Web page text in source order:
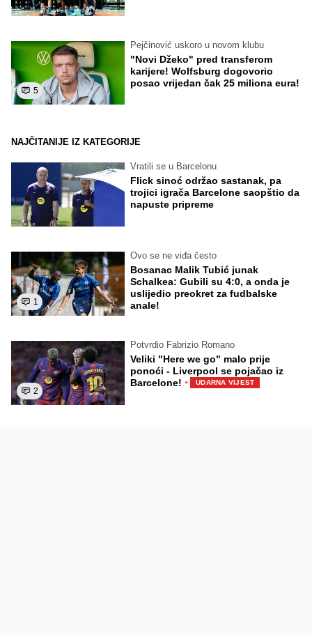
5
Pejčinović uskoro u novom klubu
"Novi Džeko" pred transferom
karijere! Wolfsburg dogovorio
posao vrijedan čak 25 miliona eura!
NAJČITANIJE IZ KATEGORIJE
Vratili se u Barcelonu
Flick sinoć održao sastanak, pa
trojici igrača Barcelone saopštio da
napuste pripreme
1
Ovo se ne viđa često
Bosanac Malik Tubić junak
Schalkea: Gubili su 4:0, a onda je
uslijedio preokret za fudbalske
anale!
2
Potvrdio Fabrizio Romano
Veliki "Here we go" malo prije
ponoći - Liverpool se pojačao iz
Barcelone! · UDARNA VIJEST